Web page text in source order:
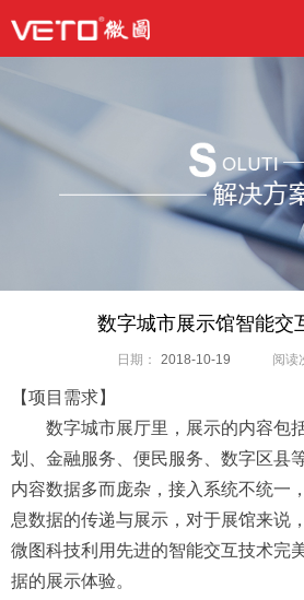
数字城市展示馆智能交
日期： 2018-10-19 阅读
【项目需求】
数字城市展厅里，展示的内容包
划、金融服务、便民服务、数字区县
内容数据多而庞杂，接入系统不统一
息数据的传递与展示，对于展馆来说
微图科技利用先进的智能交互技术完
据的展示体验。